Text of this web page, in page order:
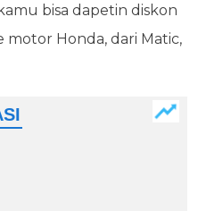
bisa dapetin diskon
Honda, dari Matic,